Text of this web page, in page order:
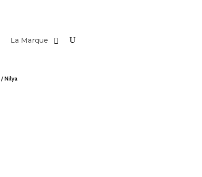
La Marque
/ Nilya